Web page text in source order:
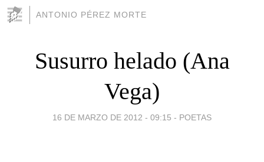
ANTONIO PÉREZ MORTE
Susurro helado (Ana
Vega)
16 DE MARZO DE 2012 - 09:15 - POETAS